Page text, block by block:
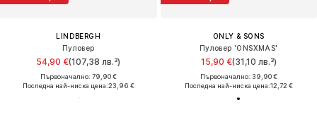
LINDBERGH
Пуловер
54,90 €(107,38 лв.³)
Първоначално: 79,90 €
Последна най-ниска цена:23,96 €
ONLY & SONS
Пуловер 'ONSXMAS'
15,90 €(31,10 лв.³)
Първоначално: 39,90 €
Последна най-ниска цена:12,72 €